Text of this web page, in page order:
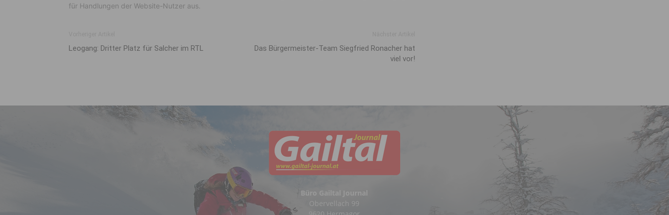
für Handlungen der Website-Nutzer aus.
Leogang: Dritter Platz für Salcher im RTL
Das Bürgermeister-Team Siegfried Ronacher hat
viel vor!
Büro Gailtal Journal
Obervellach 99